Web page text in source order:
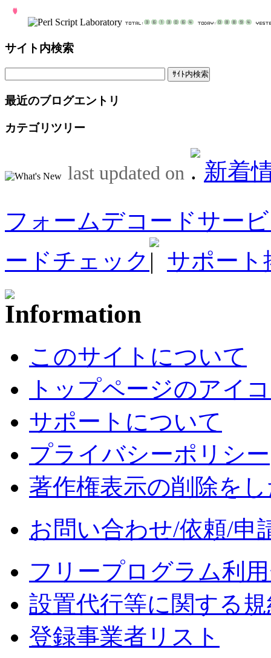
サイト内検索
最近のブログエントリ
カテゴリツリー
last updated on
新着
フォームデコードサー
ードチェック
サポート
このサイトについて
トップページのアイ
サポートについて
プライバシーポリシー
著作権表示の削除を
お問い合わせ/依頼/申
フリープログラム利
設置代行等に関する
登録事業者リスト